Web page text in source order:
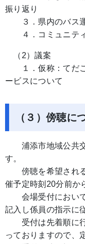
振り返り
３．県内のバス運
４．コミュニティ
（2）議案
１．仮称：てだこ
ービスについて
（３）傍聴に
浦添市地域公共交
す。
傍聴を希望される
催予定時刻20分前か
会場受付において
記入し係員の指示に
受付は先着順に行
っておりますので、